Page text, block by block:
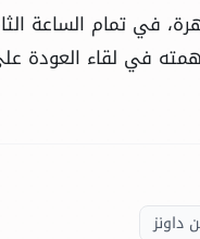
الجوي بالقاهرة، في تمام الساعة
في لقاء العودة
داونز